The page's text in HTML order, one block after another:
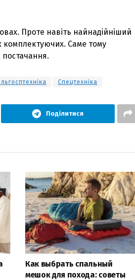
Проте навіть найнадійніший
комплектуючих. Саме тому
Спецтехніка
Поділитися
Как выбрать спальный
мешок для похода: советы